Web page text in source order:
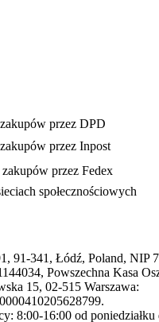
społecznościowych
91-341, Łódź, Poland, NIP
Powszechna Kasa
15, 02-515 Warszawa:
8:00-16:00 od poniedziałku